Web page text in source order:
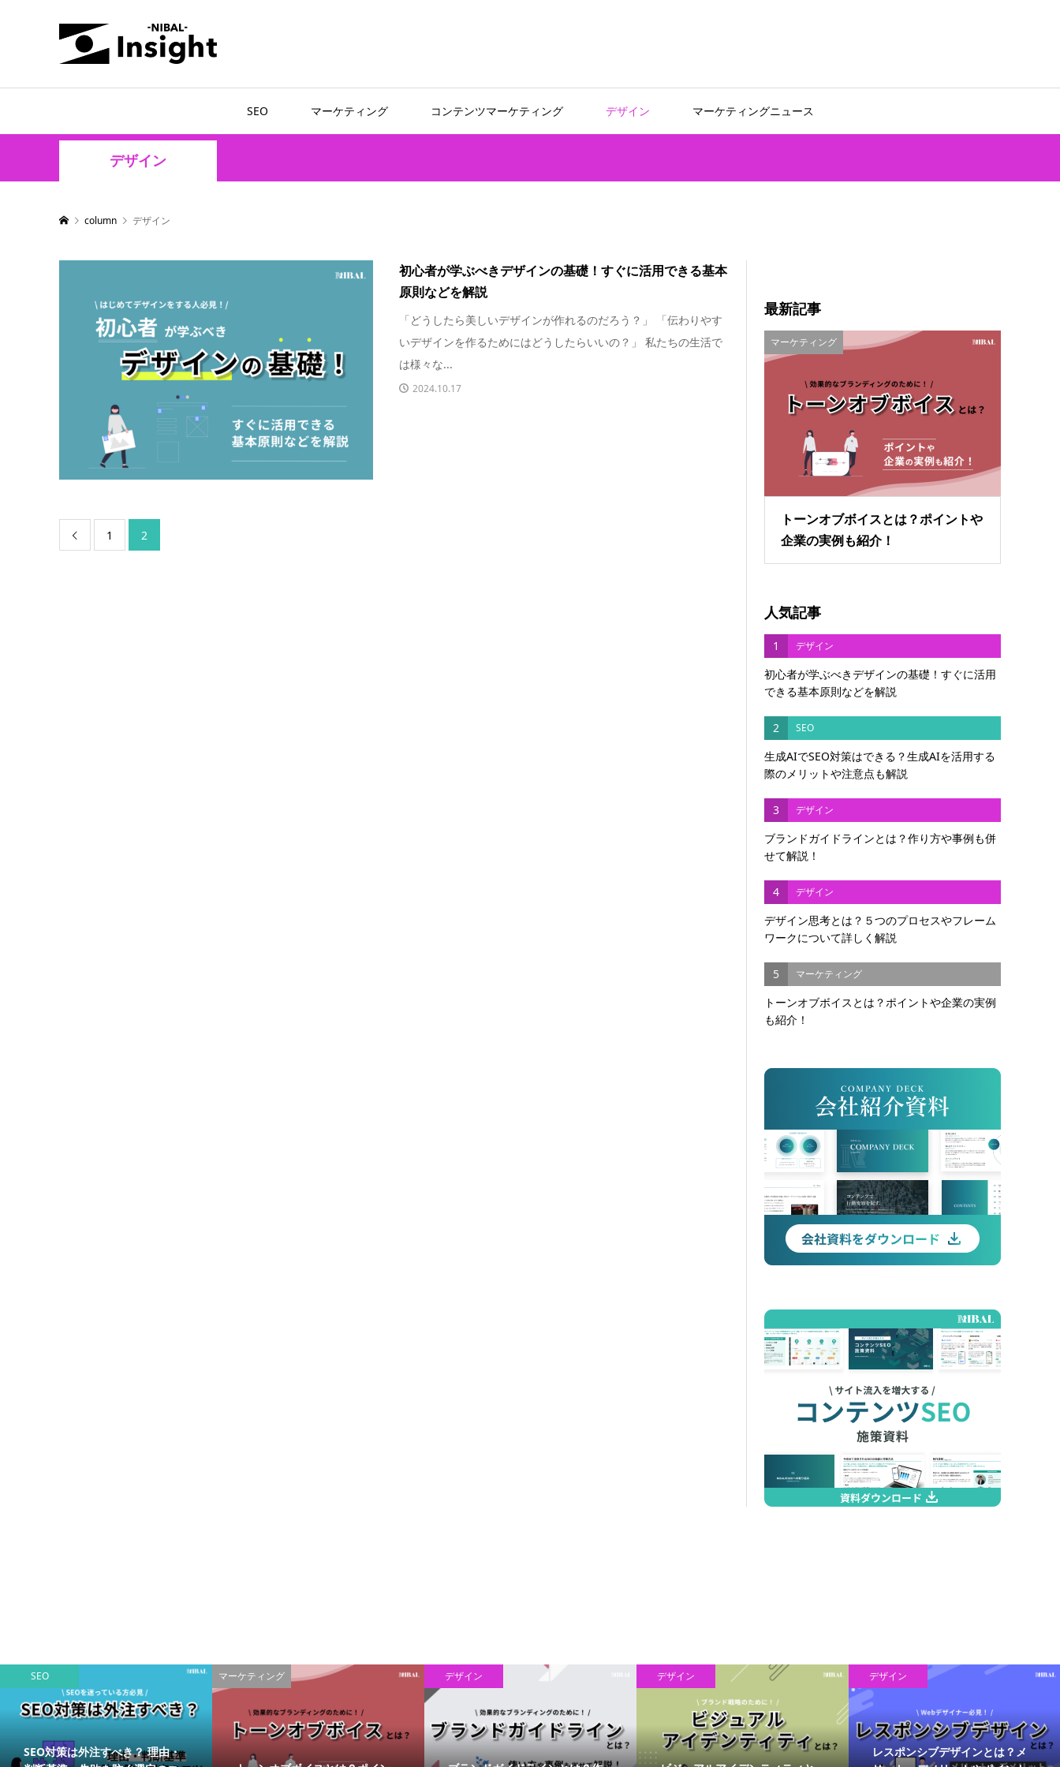
SEO マーケティング コンテンツマーケティング デザイン マーケティングニュース
デザイン
column デザイン
初心者が学ぶべきデザインの基礎！すぐに活用できる基本
原則などを解説
「どうしたら美しいデザインが作れるのだろう？」 「伝わりやす
いデザインを作るためにはどうしたらいいの？」 私たちの生活で
は様々な...
2024.10.17
 1 2
最新記事
マーケティング
トーンオブボイスとは？ポイントや
企業の実例も紹介！
人気記事
1 デザイン
初心者が学ぶべきデザインの基礎！すぐに活用
できる基本原則などを解説
2 SEO
生成AIでSEO対策はできる？生成AIを活用する
際のメリットや注意点も解説
3 デザイン
ブランドガイドラインとは？作り方や事例も併
せて解説！
4 デザイン
デザイン思考とは？５つのプロセスやフレーム
ワークについて詳しく解説
5 マーケティング
トーンオブボイスとは？ポイントや企業の実例
も紹介！
SEO
SEO対策は外注すべき？ 理由・
マーケティング デザイン デザイン デザイン
レスポンシブデザインとは？メ